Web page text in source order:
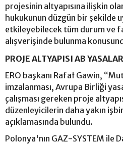
projesinin altyapısına ilişkin
hukukunun düzgün bir şekilde
etkileyebilecek tüm durum ve
alışverişinde bulunma
PROJE ALTYAPISI AB
ERO başkanı Rafał Gawin,
imzalanması, Avrupa Birliği
çalışması gereken proje
düzenleyicilerin daha yakın
açıklamasında bulundu.
Polonya'nın GAZ-SYSTEM ile